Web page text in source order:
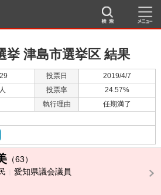
挙 津島市選挙区 結果
投票日
2019/4/7
投票率
24.57%
執行理由
任期満了
（63）
愛知県議会議員